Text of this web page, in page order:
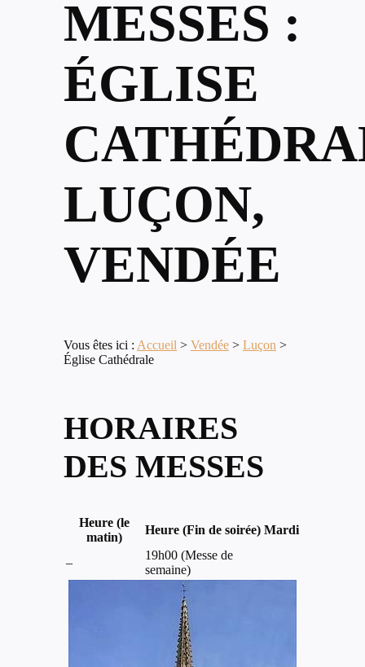
MESSES :
ÉGLISE
LUÇON,
VENDÉE
Vous êtes ici : Accueil > Vendée > Luçon >
Église Cathédrale
HORAIRES
DES MESSES
Heure (le
matin)
Heure (Fin de soirée) Mardi
–
19h00 (Messe de
semaine)